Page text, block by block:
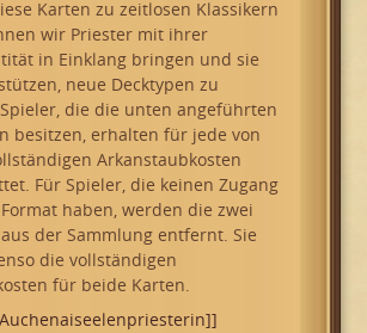
Karten zu zeitlosen Klassikern
wir Priester mit ihrer
in Einklang bringen und sie
neue Decktypen zu
die die unten angeführten
besitzen, erhalten für jede von
Arkanstaubkosten
Für Spieler, die keinen Zugang
haben, werden die zwei
der Sammlung entfernt. Sie
die vollständigen
für beide Karten.